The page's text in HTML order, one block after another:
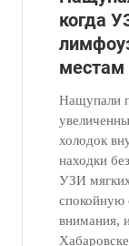
когда
местам
Нащупали
холодок
находки
УЗИ
спокойную
внимания,